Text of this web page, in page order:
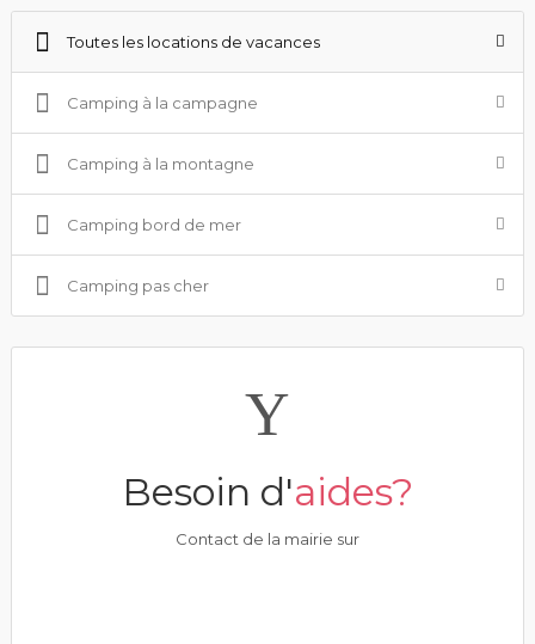
Toutes les locations de vacances
Camping à la campagne
Camping à la montagne
Camping bord de mer
Camping pas cher
Besoin d'aides?
Contact de la mairie sur